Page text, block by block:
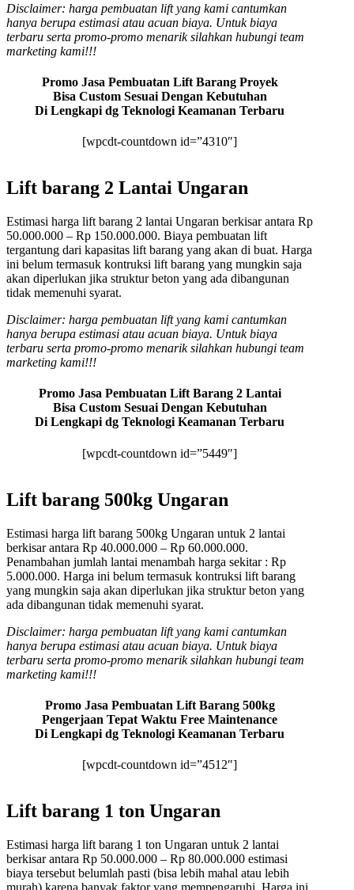
Disclaimer: harga pembuatan lift yang kami cantumkan
hanya berupa estimasi atau acuan biaya. Untuk biaya
terbaru serta promo-promo menarik silahkan hubungi team
marketing kami!!!
Promo Jasa Pembuatan Lift Barang Proyek
Bisa Custom Sesuai Dengan Kebutuhan
Di Lengkapi dg Teknologi Keamanan Terbaru
[wpcdt-countdown id=”4310″]
Lift barang 2 Lantai Ungaran
Estimasi harga lift barang 2 lantai Ungaran berkisar antara Rp
50.000.000 – Rp 150.000.000. Biaya pembuatan lift
tergantung dari kapasitas lift barang yang akan di buat. Harga
ini belum termasuk kontruksi lift barang yang mungkin saja
akan diperlukan jika struktur beton yang ada dibangunan
tidak memenuhi syarat.
Disclaimer: harga pembuatan lift yang kami cantumkan
hanya berupa estimasi atau acuan biaya. Untuk biaya
terbaru serta promo-promo menarik silahkan hubungi team
marketing kami!!!
Promo Jasa Pembuatan Lift Barang 2 Lantai
Bisa Custom Sesuai Dengan Kebutuhan
Di Lengkapi dg Teknologi Keamanan Terbaru
[wpcdt-countdown id=”5449″]
Lift barang 500kg Ungaran
Estimasi harga lift barang 500kg Ungaran untuk 2 lantai
berkisar antara Rp 40.000.000 – Rp 60.000.000.
Penambahan jumlah lantai menambah harga sekitar : Rp
5.000.000. Harga ini belum termasuk kontruksi lift barang
yang mungkin saja akan diperlukan jika struktur beton yang
ada dibangunan tidak memenuhi syarat.
Disclaimer: harga pembuatan lift yang kami cantumkan
hanya berupa estimasi atau acuan biaya. Untuk biaya
terbaru serta promo-promo menarik silahkan hubungi team
marketing kami!!!
Promo Jasa Pembuatan Lift Barang 500kg
Pengerjaan Tepat Waktu Free Maintenance
Di Lengkapi dg Teknologi Keamanan Terbaru
[wpcdt-countdown id=”4512″]
Lift barang 1 ton Ungaran
Estimasi harga lift barang 1 ton Ungaran untuk 2 lantai
berkisar antara Rp 50.000.000 – Rp 80.000.000 estimasi
biaya tersebut belumlah pasti (bisa lebih mahal atau lebih
murah) karena banyak faktor yang mempengaruhi. Harga ini